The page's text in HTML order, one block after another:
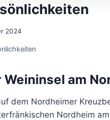
2024
Weininsel am
dem Nordheimer
Nordheim